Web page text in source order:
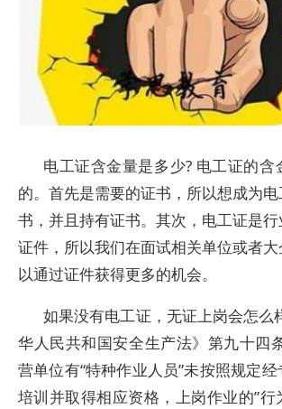
电工证含金量是多少? 电工证的
的。首先是需要的证书，所以想成为
书，并且持有证书。其次，电工证是
证件，所以我们在面试相关单位或者
以通过证件获得更多的机会。
如果没有电工证，无证上岗会怎么
华人民共和国安全生产法》第九十四
营单位有“特种作业人员”未按照规定
培训并取得相应资格，上岗作业的”行